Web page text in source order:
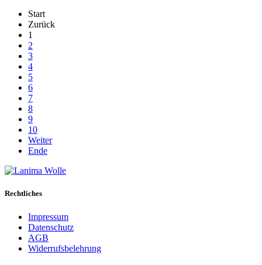
Start
Zurück
1
2
3
4
5
6
7
8
9
10
Weiter
Ende
Rechtliches
Impressum
Datenschutz
AGB
Widerrufsbelehrung